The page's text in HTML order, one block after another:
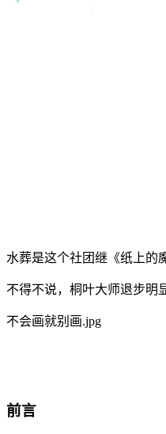
水葬是这个社团继《纸上的
不得不说，桐叶大师退步明
不会画就别画.jpg
前言